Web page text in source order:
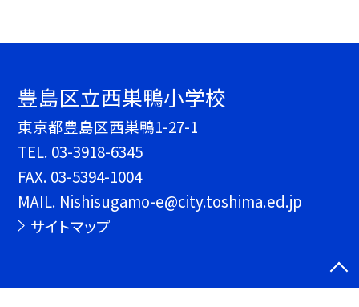
豊島区立西巣鴨小学校
東京都豊島区西巣鴨1-27-1
TEL. 03-3918-6345
FAX. 03-5394-1004
MAIL. Nishisugamo-e@city.toshima.ed.jp
サイトマップ